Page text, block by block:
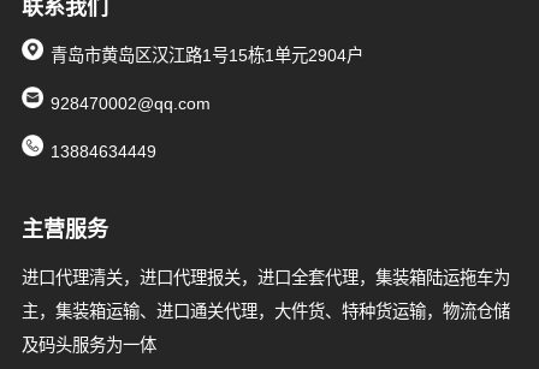
联系我们
青岛市黄岛区汉江路1号15栋1单元2904户
928470002@qq.com
13884634449
主营服务
进口代理清关，进口代理报关，进口全套代理，集装箱陆运拖车为
主，集装箱运输、进口通关代理，大件货、特种货运输，物流仓储
及码头服务为一体